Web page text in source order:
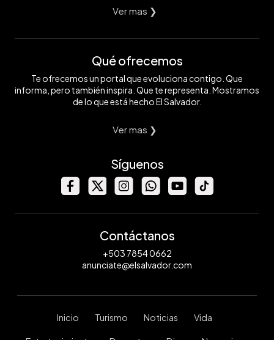
Ver mas ❯
Qué ofrecemos
Te ofrecemos un portal que evoluciona contigo. Que
informa, pero también inspira. Que te representa. Mostramos
de lo que está hecho El Salvador.
Ver mas ❯
Síguenos
Contáctanos
+503 7854 0662
anunciate@elsalvador.com
Inicio Turismo Noticias Vida